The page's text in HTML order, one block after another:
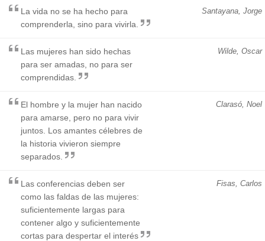
Santayana, Jorge
La vida no se ha hecho para
comprenderla, sino para vivirla.
Wilde, Oscar
Las mujeres han sido hechas
para ser amadas, no para ser
comprendidas.
Clarasó, Noel
El hombre y la mujer han nacido
para amarse, pero no para vivir
juntos. Los amantes célebres de
la historia vivieron siempre
separados.
Fisas, Carlos
Las conferencias deben ser
como las faldas de las mujeres:
suficientemente largas para
contener algo y suficientemente
cortas para despertar el interés